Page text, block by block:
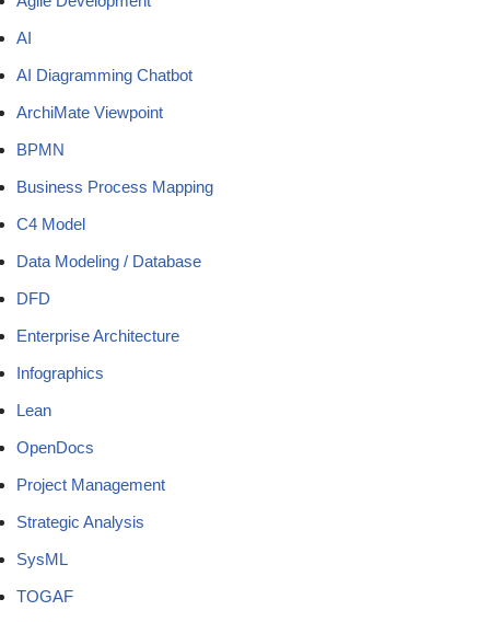
AI
AI Diagramming Chatbot
ArchiMate Viewpoint
BPMN
Business Process Mapping
C4 Model
Data Modeling / Database
DFD
Enterprise Architecture
Infographics
Lean
OpenDocs
Project Management
Strategic Analysis
SysML
TOGAF